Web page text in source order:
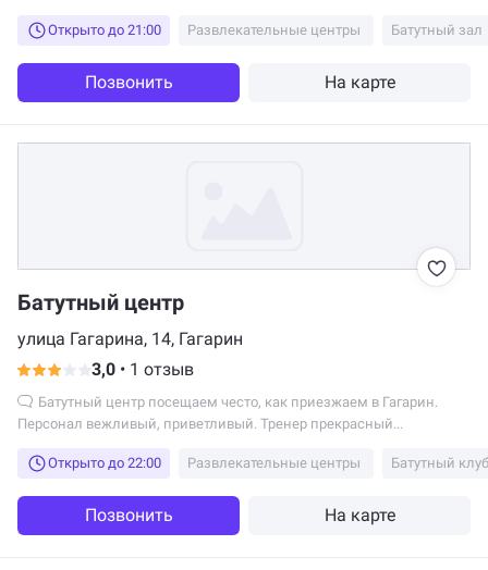
Открыто до 21:00
Развлекательные центры Батутный зал
Позвонить На карте
Батутный центр
улица Гагарина, 14, Гагарин
3,0 • 1 отзыв
Персонал вежливый, приветливый. Тренер прекрасный...
Открыто до 22:00 Развлекательные центры Батутный клуб
Позвонить На карте